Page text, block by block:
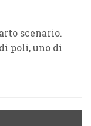
scenario.
poli, uno di